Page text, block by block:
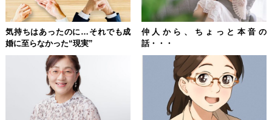
気持ちはあったのに…それでも成
婚に至らなかった“現実”
仲人から、ちょっと本音の
話・・・